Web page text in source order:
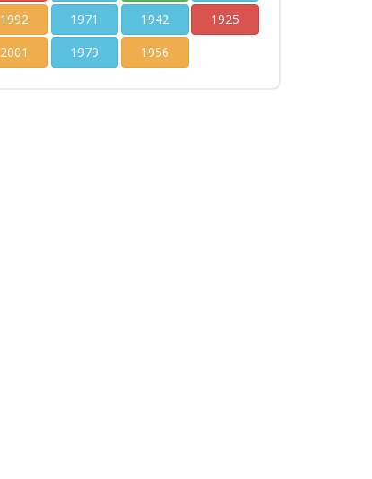
1992
1971 1942
1925
2001
1979 1956